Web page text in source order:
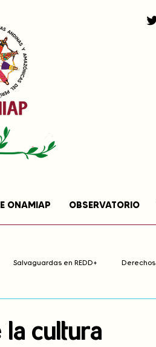
ONAMIAP OBSERVATORIO
Salvaguardas en REDD+ Derechos
la cultura